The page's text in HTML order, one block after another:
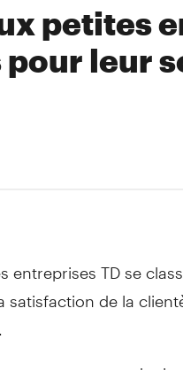
petites
leur
entreprises TD se
de la